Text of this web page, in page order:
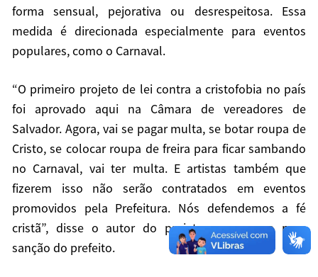
forma sensual, pejorativa ou desrespeitosa. Essa
medida é direcionada especialmente para eventos
populares, como o Carnaval.
“O primeiro projeto de lei contra a cristofobia no país
foi aprovado aqui na Câmara de vereadores de
Salvador. Agora, vai se pagar multa, se botar roupa de
Cristo, se colocar roupa de freira para ficar sambando
no Carnaval, vai ter multa. E artistas também que
fizerem isso não serão contratados em eventos
promovidos pela Prefeitura. Nós defendemos a fé
cristã”, disse o autor do projeto, que segue para
sanção do prefeito.